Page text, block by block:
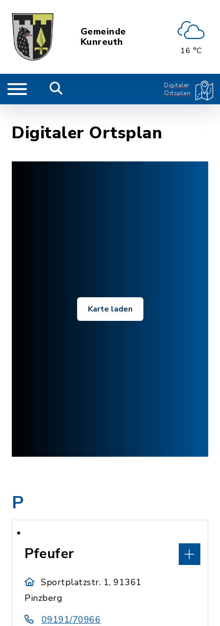
Gemeinde
Kunreuth
16 °C
Digitaler
Ortsplan
Digitaler Ortsplan
Karte laden
P
Pfeufer
Sportplatzstr. 1, 91361
Pinzberg
09191/70966